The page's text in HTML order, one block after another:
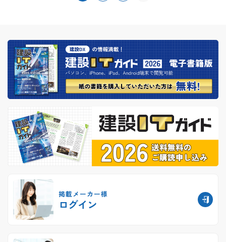
掲載メーカー様
ログイン